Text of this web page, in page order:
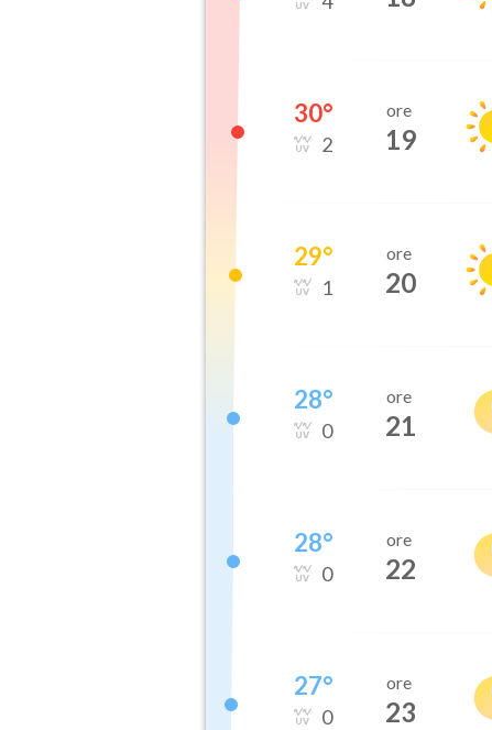
30°
2
ore
19
29°
1
ore
20
28°
0
ore
21
28°
0
ore
22
27°
0
ore
23